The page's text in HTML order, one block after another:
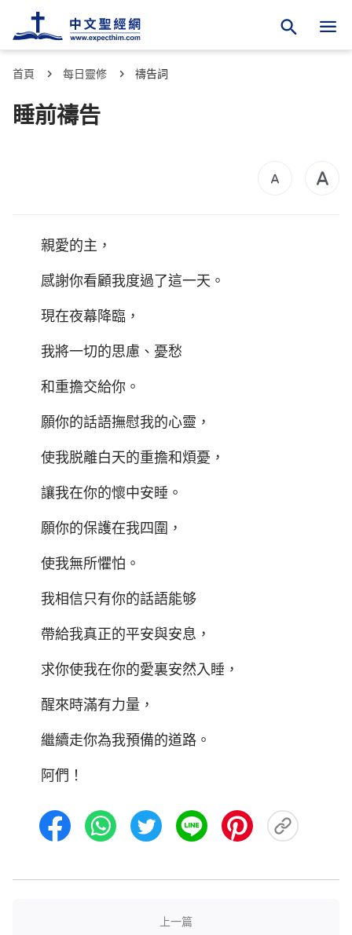
首頁 每日靈修 禱告詞
睡前禱告
親愛的主，
感謝你看顧我度過了這一天。
現在夜幕降臨，
我將一切的思慮、憂愁
和重擔交給你。
願你的話語撫慰我的心靈，
使我脱離白天的重擔和煩憂，
讓我在你的懷中安睡。
願你的保護在我四圍，
使我無所懼怕。
我相信只有你的話語能够
帶給我真正的平安與安息，
求你使我在你的愛裏安然入睡，
醒來時滿有力量，
繼續走你為我預備的道路。
阿們！
上一篇